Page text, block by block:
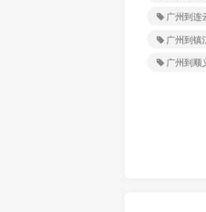
广州到连
广州到镇
广州到顺